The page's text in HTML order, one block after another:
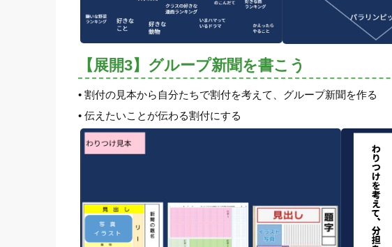
【展開3】グループ新聞を書こう
• 割付の見本から自分たちで割付を考えて、グループ新聞を作る
• 伝えたいことが伝わる割付にする